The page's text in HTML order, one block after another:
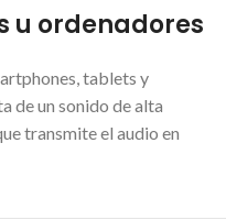
u ordenadores
tablets y
de un sonido de alta
transmite el audio en